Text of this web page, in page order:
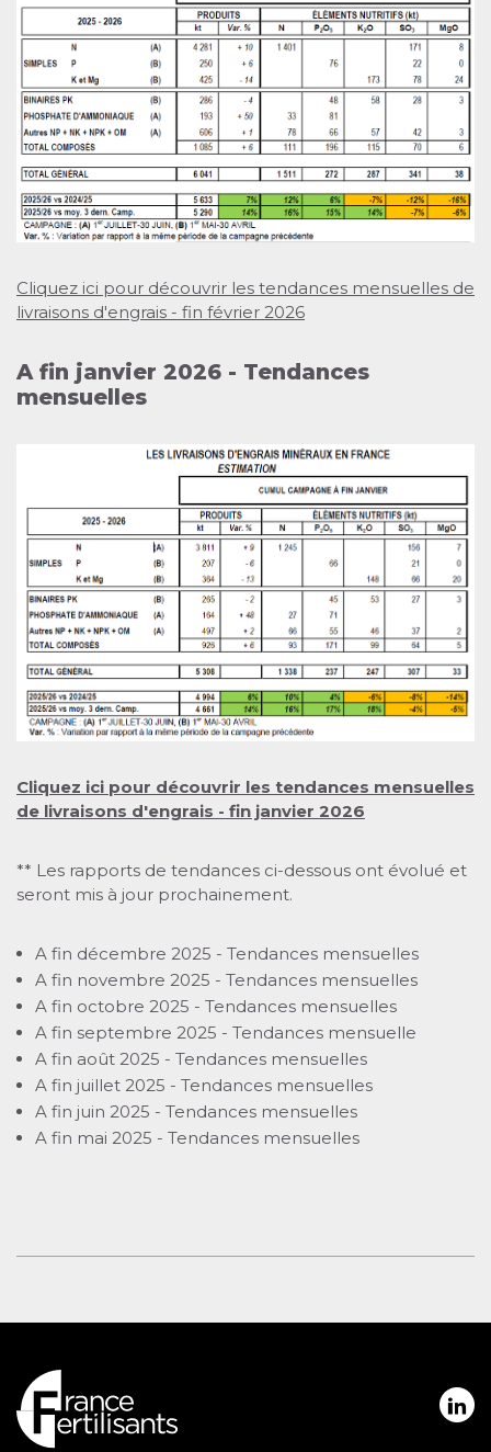
Cliquez ici pour découvrir les tendances mensuelles de
livraisons d'engrais - fin février 2026
A fin janvier 2026 - Tendances
mensuelles
Cliquez ici pour découvrir les tendances mensuelles
de livraisons d'engrais - fin janvier 2026
** Les rapports de tendances ci-dessous ont évolué et
seront mis à jour prochainement.
A fin décembre 2025 - Tendances mensuelles
A fin novembre 2025 - Tendances mensuelles
A fin octobre 2025 - Tendances mensuelles
A fin septembre 2025 - Tendances mensuelle
A fin août 2025 - Tendances mensuelles
A fin juillet 2025 - Tendances mensuelles
A fin juin 2025 - Tendances mensuelles
A fin mai 2025 - Tendances mensuelles